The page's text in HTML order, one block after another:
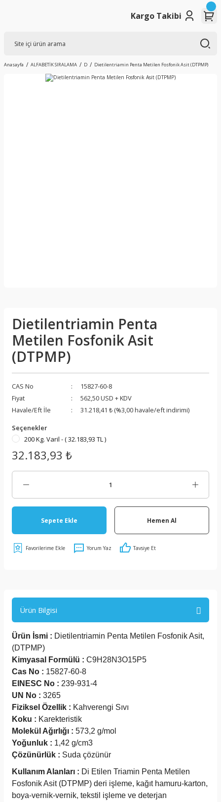
Kargo Takibi
Anasayfa ALFABETİK SIRALAMA D Dietilentriamin Penta Metilen Fosfonik Asit (DTPMP)
Dietilentriamin Penta
Metilen Fosfonik Asit
(DTPMP)
CAS No
15827-60-8
Fiyat
562,50 USD + KDV
Havale/Eft İle
31.218,41 ₺ (%3,00 havale/eft indirimi)
Seçenekler
200 Kg. Varil - ( 32.183,93 TL )
32.183,93 ₺
Sepete Ekle Hemen Al
Yorum Yaz Tavsiye Et
Ürün Bilgisi
Ürün İsmi : Dietilentriamin Penta Metilen Fosfonik Asit,
(DTPMP)
Kimyasal Formülü : C9H28N3O15P5
Cas No : 15827-60-8
EINESC No : 239-931-4
UN No : 3265
Fiziksel Özellik : Kahverengi Sıvı
Koku : Karekteristik
Molekül Ağırlığı : 573,2 g/mol
Yoğunluk : 1,42 g/cm3
Çözünürlük : Suda çözünür
Kullanım Alanları : Di Etilen Triamin Penta Metilen
Fosfonik Asit (DTPMP) deri işleme, kağıt hamuru-karton,
boya-vernik-vernik, tekstil işleme ve deterjan